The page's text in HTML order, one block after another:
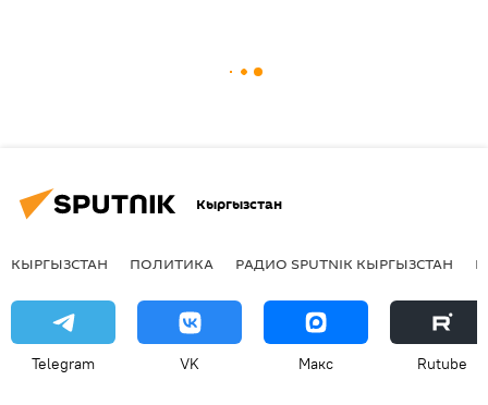
Кыргызстан
КЫРГЫЗСТАН ПОЛИТИКА РАДИО SPUTNIK КЫРГЫЗСТАН
Telegram VK Макс Rutube